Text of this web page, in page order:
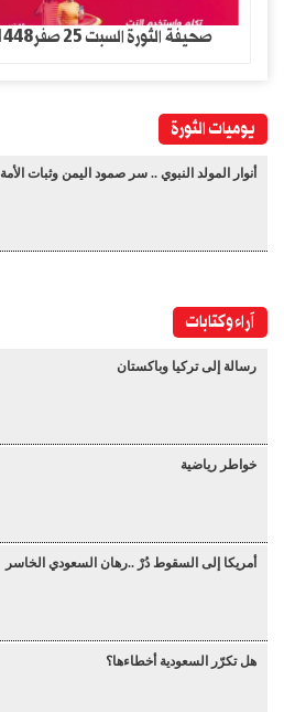
صحيفة الثورة السبت 25 صفر1448 – 8 اغسطس 2026
يوميات الثورة
أنوار المولد النبوي .. سر صمود اليمن وثبات الأمة
آراء وكتابات
رسالة إلى تركيا وباكستان
خواطر رياضية
أمريكا إلى السقوط دُرْ ..رهان السعودي الخاسر
هل تكرّر السعودية أخطاءها؟